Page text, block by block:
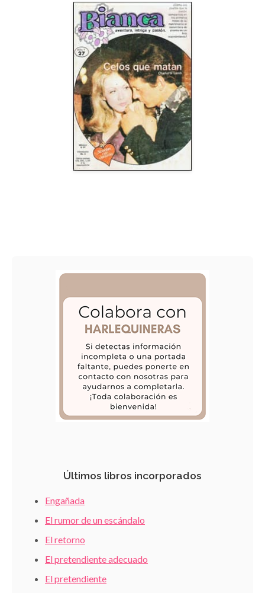
Últimos libros incorporados
Engañada
El rumor de un escándalo
El retorno
El pretendiente adecuado
El pretendiente